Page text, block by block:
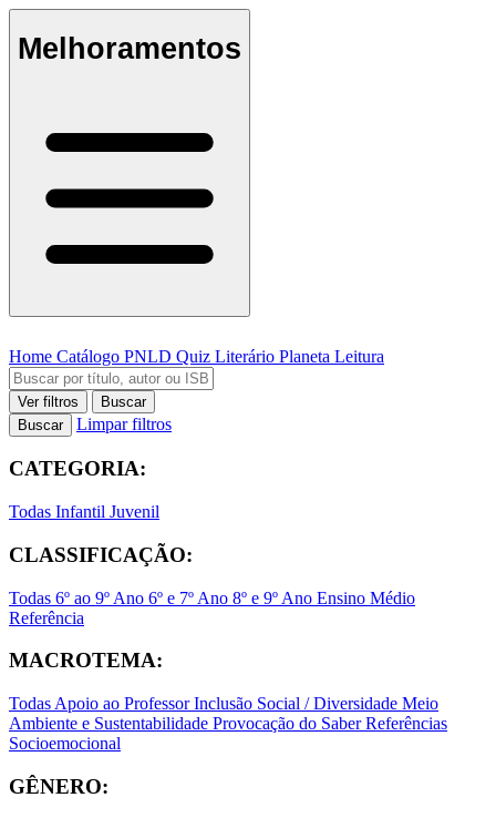
Melhoramentos
Home Catálogo PNLD Quiz Literário Planeta Leitura
Ver filtros
Buscar
Buscar
Limpar filtros
CATEGORIA:
Todas Infantil Juvenil
CLASSIFICAÇÃO:
Todas 6º ao 9º Ano 6º e 7º Ano 8º e 9º Ano Ensino Médio
Referência
MACROTEMA:
Todas Apoio ao ProfessorInclusão Social / Diversidade Meio
Ambiente e Sustentabilidade Provocação do SaberReferências
Socioemocional
GÊNERO: